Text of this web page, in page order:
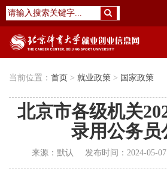
当前位置： 首页 > 就业政策 > 国家政策
北京市各级机关
录用公务员
来源： 默认 发布时间： 2024-05-07